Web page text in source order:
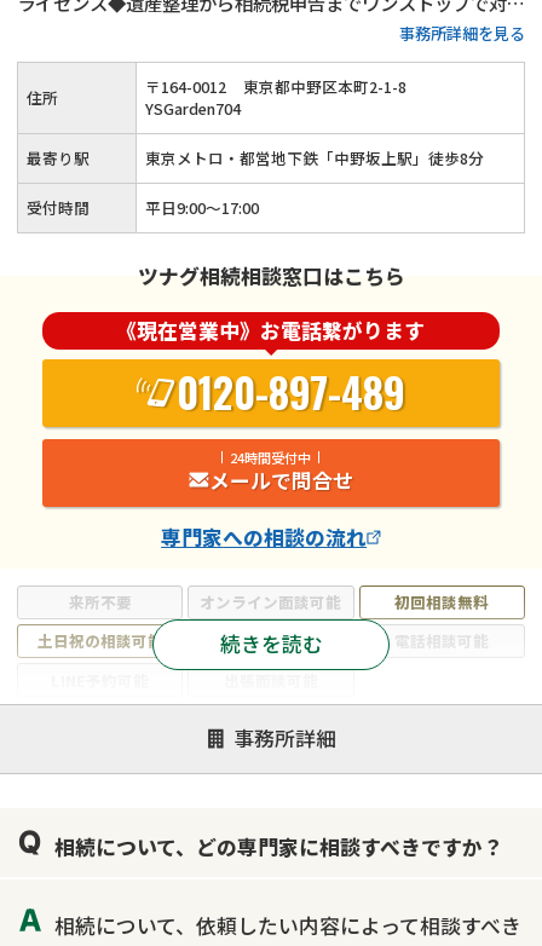
可能◆20年以上の実務経験がある女性税理士が、お客様の気
持ちに寄り添って親切・丁寧に相続手続きを行います。
事務所詳細を見る
来所不要 オンライン面談可能
初回相談無料
土日祝の相談可能
19時以降電話可能
電話相談可能
遺言書作成・遺言執行
相続放棄
相続登記
相続手続き
銀行手続き
家族信託
相続人調査
相続財産調査
不動産評価(相続不動産)
続きを読む
住所 〒164-0012
東京都中野区本町2-1-8
YSGarden704
最寄り駅 東京メトロ・都営地下鉄「中野坂上駅」徒歩8分
受付時間 平日9:00〜17:00
ツナグ相続相談窓口はこちら
《現在営業中》お電話繋がります
0120-897-489
24時間受付中
メールで問合せ
専門家への相談の流れ
事務所詳細
相続について、どの専門家に相談すべきですか？
相続について、依頼したい内容によって相談すべき